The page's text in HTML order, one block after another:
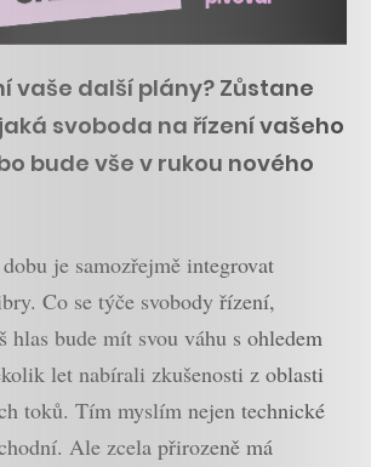
vaše další plány? Zůstane
svoboda na řízení vašeho
bude vše v rukou nového
je samozřejmě integrovat
Co se týče svobody řízení,
hlas bude mít svou váhu s ohledem
let nabírali zkušenosti z oblasti
toků. Tím myslím nejen technické
Ale zcela přirozeně má